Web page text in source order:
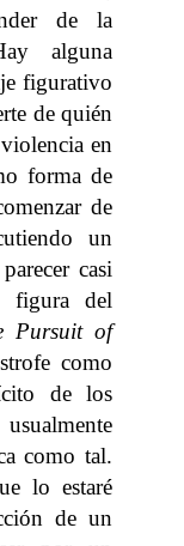
de la
alguna
figurativo
de quién
en
forma de
de
un
casi
figura del
Pursuit of
como
de los
como tal.
lo estaré
de un